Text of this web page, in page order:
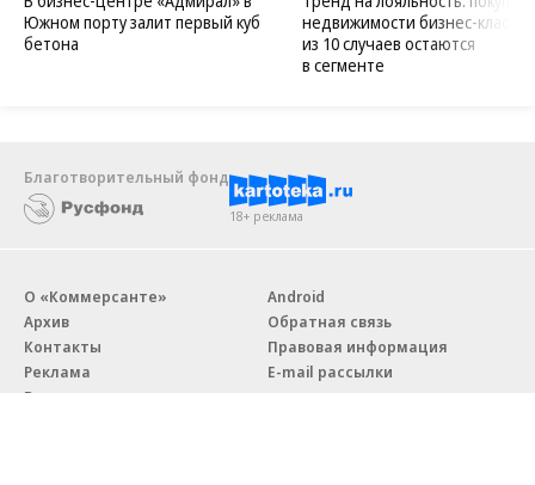
Южном порту залит первый куб
бетона
недвижимости бизнес-класса
из 10 случаев остаются
в сегменте
Благотворительный фонд
18+ реклама
О «Коммерсанте»
Архив
Контакты
Реклама
Вакансии
Android
Обратная связь
Правовая информация
E-mail рассылки